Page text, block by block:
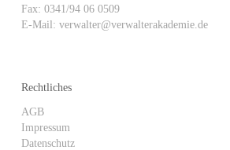
Fax: 0341/94 06 0509
E-Mail: verwalter@verwalterakademie.de
Rechtliches
AGB
Impressum
Datenschutz